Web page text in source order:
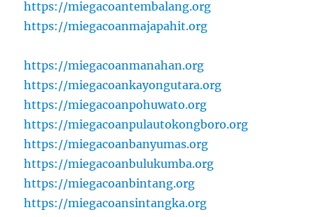
https://miegacoantembalang.org
https://miegacoanmajapahit.org
https://miegacoanmanahan.org
https://miegacoankayongutara.org
https://miegacoanpohuwato.org
https://miegacoanpulautokongboro.org
https://miegacoanbanyumas.org
https://miegacoanbulukumba.org
https://miegacoanbintang.org
https://miegacoansintangka.org